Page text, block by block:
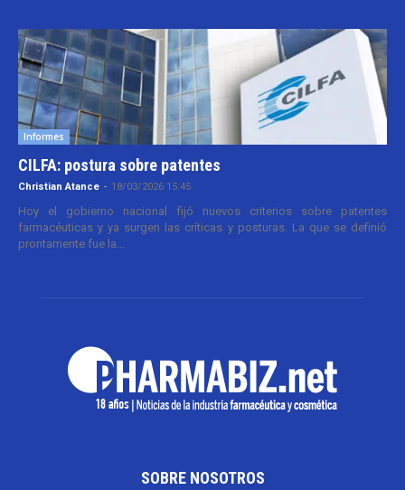
Informes
CILFA: postura sobre patentes
Christian Atance - 18/03/2026 15:45
Hoy el gobierno nacional fijó nuevos criterios sobre patentes
farmacéuticas y ya surgen las críticas y posturas. La que se definió
prontamente fue la...
SOBRE NOSOTROS